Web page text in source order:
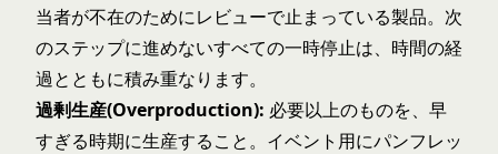
当者が不在のためにレビューで止まっている製品。次
のステップに進めないすべての一時停止は、時間の経
過とともに積み重なります。
過剰生産(Overproduction): 必要以上のものを、早
すぎる時期に生産すること。イベント用にパンフレッ